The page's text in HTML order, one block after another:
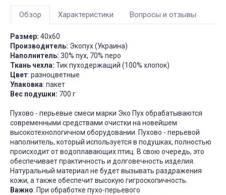
Обзор Характеристики Вопросы и отзывы
Размер: 40х60
Производитель: Экопух (Украина)
Наполнитель: 30% пух, 70% перо
Ткань чехла: Тик пуходержащий (100% хлопок)
Цвет: разноцветные
Упаковка: пакет
Вес подушки: 700 г
Пухово - перьевые смеси марки Эко Пух обрабатываются
современными средствами очистки на новейшем
высокотехнологичном оборудовании. Пухово - перьевой
наполнитель, который используется в подушках, полностью
происходит от водоплавающих птиц. В свою очередь, это
обеспечивает практичность и долговечность изделия.
Натуральный материал не будет вызывать раздражения
кожи, а также обеспечит высокую гигроскопичность.
Важно: При обработке пухо-перьевого